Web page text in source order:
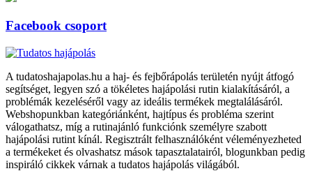
Facebook csoport
A tudatoshajapolas.hu a haj- és fejbőrápolás területén nyújt átfogó
segítséget, legyen szó a tökéletes hajápolási rutin kialakításáról, a
problémák kezeléséről vagy az ideális termékek megtalálásáról.
Webshopunkban kategóriánként, hajtípus és probléma szerint
válogathatsz, míg a rutinajánló funkciónk személyre szabott
hajápolási rutint kínál. Regisztrált felhasználóként véleményezheted
a termékeket és olvashatsz mások tapasztalatairól, blogunkban pedig
inspiráló cikkek várnak a tudatos hajápolás világából.